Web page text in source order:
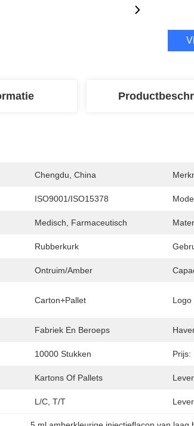
Chengdu, China
ISO9001/ISO15378
Medisch, Farmaceutisch
Rubberkurk
Ontruim/Amber
Carton+Pallet Logo
Fabriek En Beroeps
10000 Stukken Prijs:
Kartons Of Pallets
L/C, T/T